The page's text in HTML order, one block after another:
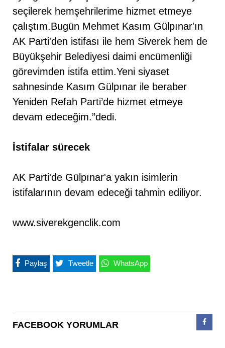
seçilerek hemşehrilerime hizmet etmeye
çalıştım.Bugün Mehmet Kasım Gülpınar'ın
AK Parti'den istifası ile hem Siverek hem de
Büyükşehir Belediyesi daimi encümenliği
görevimden istifa ettim.Yeni siyaset
sahnesinde Kasım Gülpınar ile beraber
Yeniden Refah Parti’de hizmet etmeye
devam edeceğim.”dedi.
İstifalar sürecek
AK Parti'de Gülpınar'a yakın isimlerin
istifalarının devam edeceği tahmin ediliyor.
www.siverekgenclik.com
Paylaş Tweetle WhatsApp
FACEBOOK YORUMLAR